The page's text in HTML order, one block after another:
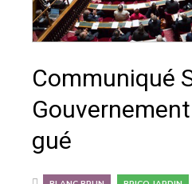
Communiqué
gué